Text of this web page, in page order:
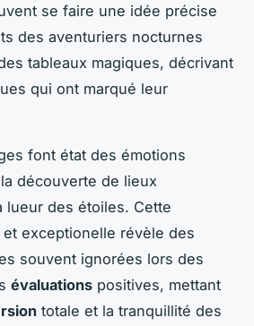
se faire une idée précise
des aventuriers nocturnes
tableaux magiques, décrivant
qui ont marqué leur
font état des émotions
découverte de lieux
lueur des étoiles. Cette
exceptionelle révèle des
souvent ignorées lors des
évaluations positives, mettant
totale et la tranquillité des